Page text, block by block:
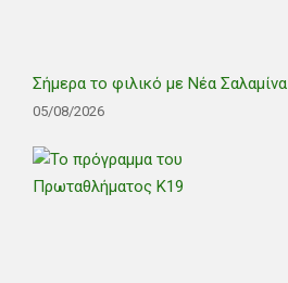
Σήμερα το φιλικό με Νέα Σαλαμίνα
05/08/2026